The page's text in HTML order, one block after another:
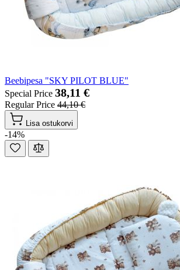
Beebipesa "SKY PILOT BLUE"
Special Price 38,11 €
Regular Price 44,10 €
Lisa ostukorvi
-14%